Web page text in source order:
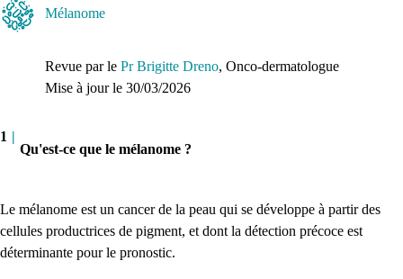
Mélanome
Revue par le Pr Brigitte Dreno, Onco-dermatologue
Mise à jour le 30/03/2026
1 |
Qu'est-ce que le mélanome ?
Le mélanome est un cancer de la peau qui se développe à partir des
cellules productrices de pigment, et dont la détection précoce est
déterminante pour le pronostic.